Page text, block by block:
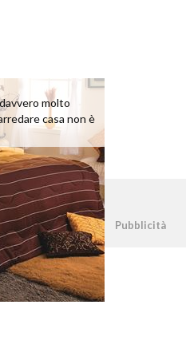
molto
casa non è
Pubblicità